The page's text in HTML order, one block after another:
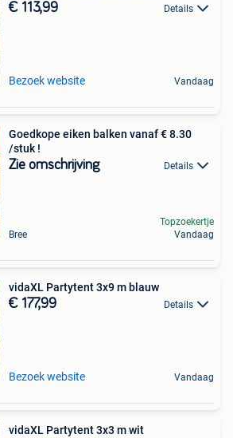
€ 113,99 Details
Bezoek website Vandaag
Goedkope eiken balken vanaf € 8.30
/stuk !
Zie omschrijving Details
Bree
Topzoekertje
Vandaag
vidaXL Partytent 3x9 m blauw
€ 177,99 Details
Bezoek website Vandaag
vidaXL Partytent 3x3 m wit